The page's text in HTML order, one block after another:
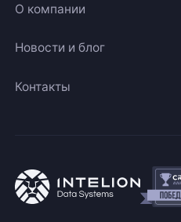
О компании
Новости и блог
Контакты